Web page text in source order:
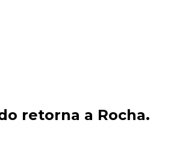
retorna a Rocha.